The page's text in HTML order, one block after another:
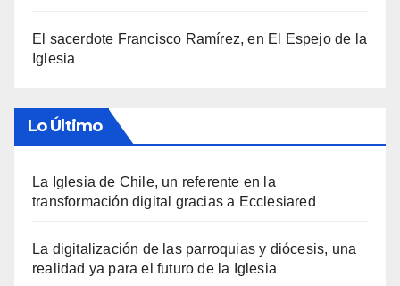
El sacerdote Francisco Ramírez, en El Espejo de la
Iglesia
Lo Último
La Iglesia de Chile, un referente en la
transformación digital gracias a Ecclesiared
La digitalización de las parroquias y diócesis, una
realidad ya para el futuro de la Iglesia